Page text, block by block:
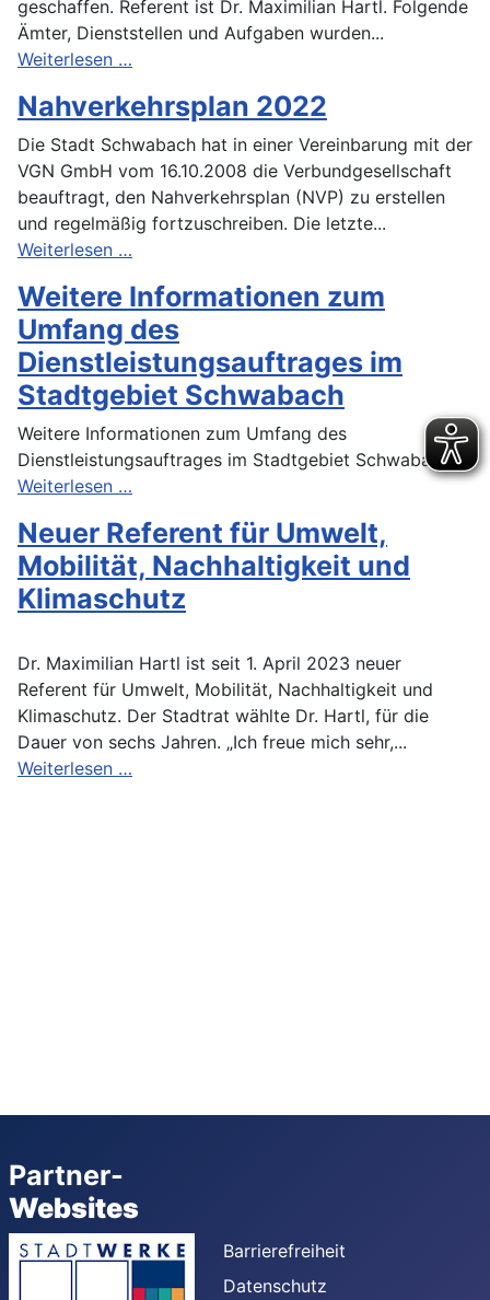
geschaffen. Referent ist Dr. Maximilian Hartl. Folgende
Ämter, Dienststellen und Aufgaben wurden...
Weiterlesen …
Nahverkehrsplan 2022
Die Stadt Schwabach hat in einer Vereinbarung mit der
VGN GmbH vom 16.10.2008 die Verbundgesellschaft
beauftragt, den Nahverkehrsplan (NVP) zu erstellen
und regelmäßig fortzuschreiben. Die letzte...
Weiterlesen …
Weitere Informationen zum
Umfang des
Dienstleistungsauftrages im
Stadtgebiet Schwabach
Weitere Informationen zum Umfang des
Dienstleistungsauftrages im Stadtgebiet Schwabach
Weiterlesen …
Neuer Referent für Umwelt,
Mobilität, Nachhaltigkeit und
Klimaschutz
Dr. Maximilian Hartl ist seit 1. April 2023 neuer
Referent für Umwelt, Mobilität, Nachhaltigkeit und
Klimaschutz. Der Stadtrat wählte Dr. Hartl, für die
Dauer von sechs Jahren. „Ich freue mich sehr,...
Weiterlesen …
Partner-
Websites
Barrierefreiheit
Datenschutz